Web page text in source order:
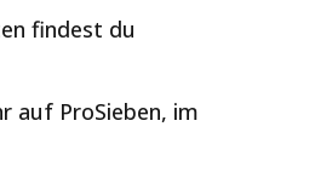
findest du
auf ProSieben, im